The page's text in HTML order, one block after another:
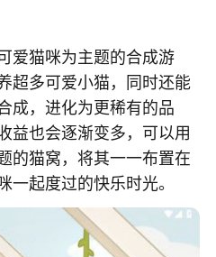
爱猫咪为主题的合成游
超多可爱小猫，同时还能
成，进化为更稀有的品
益也会逐渐变多，可以用
的猫窝，将其一一布置在
一起度过的快乐时光。